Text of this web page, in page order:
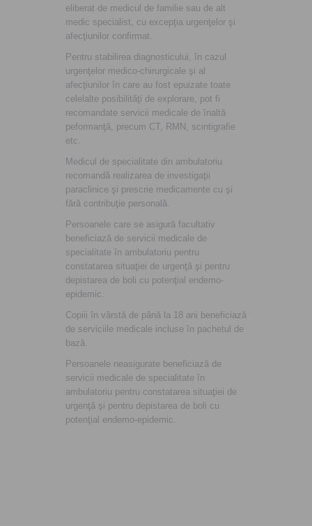
eliberat de medicul de familie sau de alt
medic specialist, cu excepţia urgenţelor şi
afecţiunilor confirmat.
Pentru stabilirea diagnosticului, în cazul
urgenţelor medico-chirurgicale şi al
afecţiunilor în care au fost epuizate toate
celelalte posibilităţi de explorare, pot fi
recomandate servicii medicale de înaltă
peformanţă, precum CT, RMN, scintigrafie
etc.
Medicul de specialitate din ambulatoriu
recomandă realizarea de investigaţii
paraclinice şi prescrie medicamente cu şi
fără contribuţie personală.
Persoanele care se asigură facultativ
beneficiază de servicii medicale de
specialitate în ambulatoriu pentru
constatarea situaţiei de urgenţă şi pentru
depistarea de boli cu potenţial endemo-
epidemic.
Copiii în vârstă de până la 18 ani beneficiază
de serviciile medicale incluse în pachetul de
bază.
Persoanele neasigurate beneficiază de
servicii medicale de specialitate în
ambulatoriu pentru constatarea situaţiei de
urgenţă şi pentru depistarea de boli cu
potenţial endemo-epidemic.